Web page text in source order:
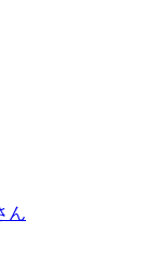
ん